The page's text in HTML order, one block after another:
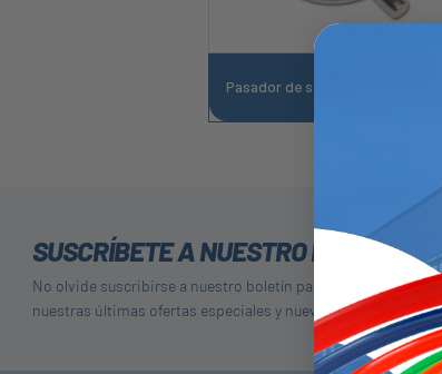
Pasador de seguridad
SUSCRÍBETE A NUESTRO BOLETÍN
No olvide suscribirse a nuestro boletín para recibir detalles de
nuestras últimas ofertas especiales y nuevos productos.